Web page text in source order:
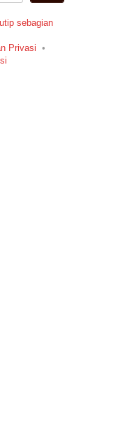
sebagian
Privasi